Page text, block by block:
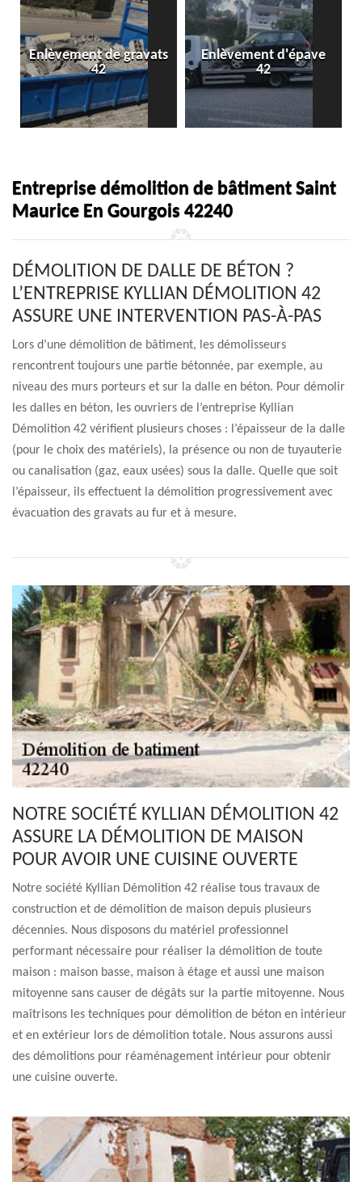
Enlèvement de gravats
42
Enlèvement d'épave
42
Entreprise démolition de bâtiment Saint
Maurice En Gourgois 42240
DÉMOLITION DE DALLE DE BÉTON ?
L’ENTREPRISE KYLLIAN DÉMOLITION 42
ASSURE UNE INTERVENTION PAS-À-PAS
Lors d’une démolition de bâtiment, les démolisseurs
rencontrent toujours une partie bétonnée, par exemple, au
niveau des murs porteurs et sur la dalle en béton. Pour démolir
les dalles en béton, les ouvriers de l’entreprise Kyllian
Démolition 42 vérifient plusieurs choses : l’épaisseur de la dalle
(pour le choix des matériels), la présence ou non de tuyauterie
ou canalisation (gaz, eaux usées) sous la dalle. Quelle que soit
l’épaisseur, ils effectuent la démolition progressivement avec
évacuation des gravats au fur et à mesure.
NOTRE SOCIÉTÉ KYLLIAN DÉMOLITION 42
ASSURE LA DÉMOLITION DE MAISON
POUR AVOIR UNE CUISINE OUVERTE
Notre société Kyllian Démolition 42 réalise tous travaux de
construction et de démolition de maison depuis plusieurs
décennies. Nous disposons du matériel professionnel
performant nécessaire pour réaliser la démolition de toute
maison : maison basse, maison à étage et aussi une maison
mitoyenne sans causer de dégâts sur la partie mitoyenne. Nous
maîtrisons les techniques pour démolition de béton en intérieur
et en extérieur lors de démolition totale. Nous assurons aussi
des démolitions pour réaménagement intérieur pour obtenir
une cuisine ouverte.